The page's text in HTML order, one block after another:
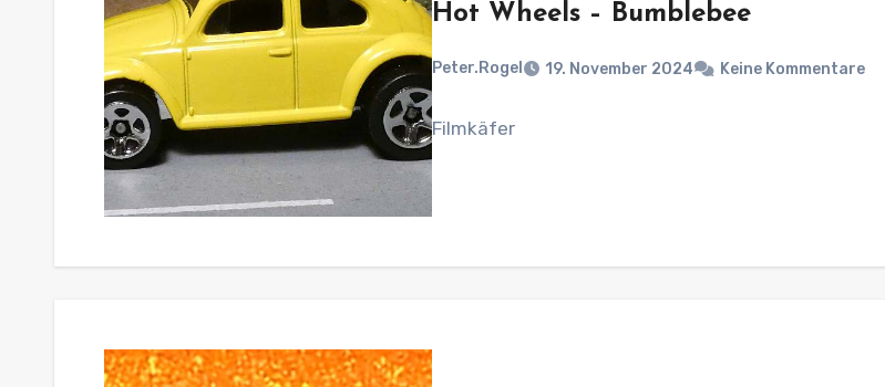
Hot Wheels – Bumblebee
Peter.Rogel 19. November 2024 Keine Kommentare
Filmkäfer